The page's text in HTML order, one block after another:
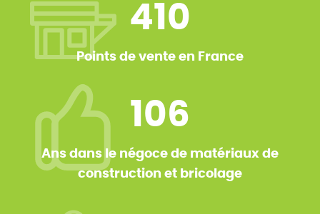
410
Points de vente en France
106
Ans dans le négoce de matériaux de
construction et bricolage